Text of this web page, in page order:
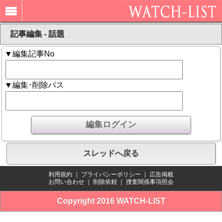
記事編集 - 話題
▼編集記事No
▼編集･削除パス
スレッドへ戻る
利用規約 プライバシーポリシー
広告掲載
お問い合わせ
削除依頼 捜査関係事項照会
Copyright 2016 WATCH-LIST